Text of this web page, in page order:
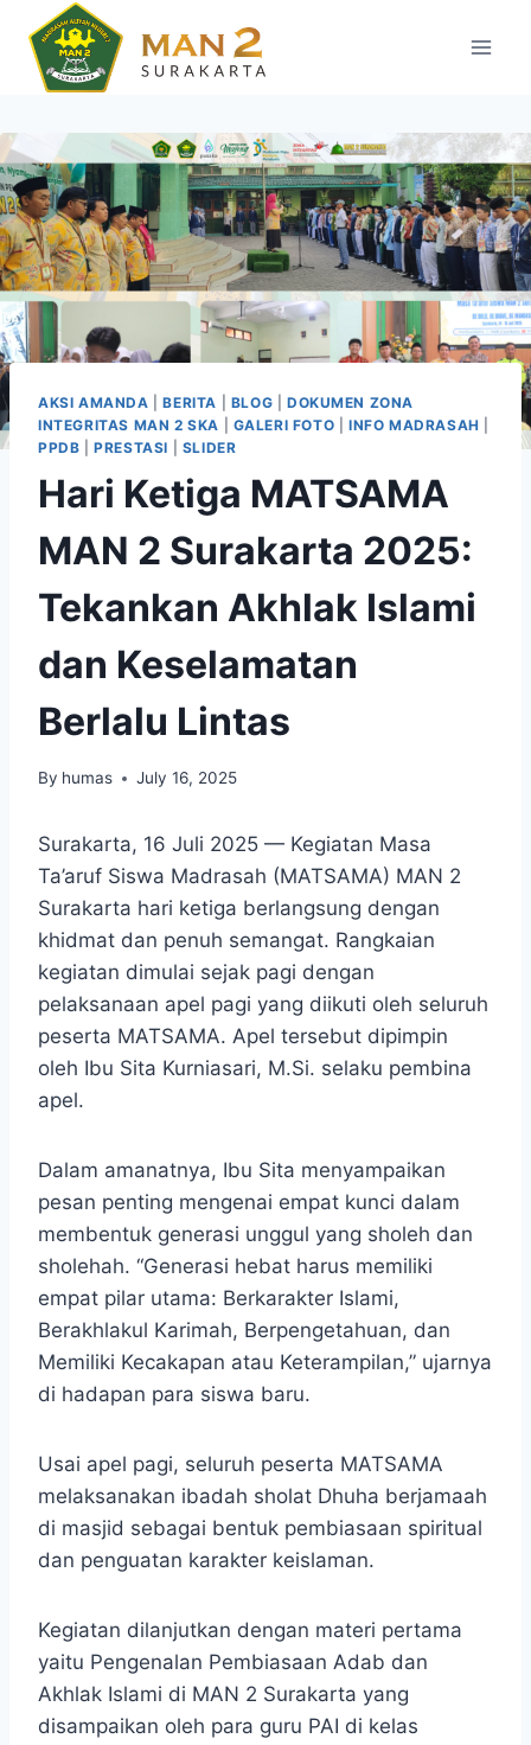
content
AKSI AMANDA |BERITA BLOG
DOKUMEN ZONA
INTEGRITAS MAN 2 SKA
GALERI FOTO |INFO MADRASAH
PPDB |PRESTASI SLIDER
Hari Ketiga MATSAMA
MAN 2 Surakarta 2025:
Tekankan Akhlak Islami
dan Keselamatan
Berlalu Lintas
By humas July 16, 2025
Surakarta, 16 Juli 2025 — Kegiatan Masa
Ta’aruf Siswa Madrasah (MATSAMA) MAN 2
Surakarta hari ketiga berlangsung dengan
khidmat dan penuh semangat. Rangkaian
kegiatan dimulai sejak pagi dengan
pelaksanaan apel pagi yang diikuti oleh seluruh
peserta MATSAMA. Apel tersebut dipimpin
oleh Ibu Sita Kurniasari, M.Si. selaku pembina
apel.
Dalam amanatnya, Ibu Sita menyampaikan
pesan penting mengenai empat kunci dalam
membentuk generasi unggul yang sholeh dan
sholehah. “Generasi hebat harus memiliki
empat pilar utama: Berkarakter Islami,
Berakhlakul Karimah, Berpengetahuan, dan
Memiliki Kecakapan atau Keterampilan,” ujarnya
di hadapan para siswa baru.
Usai apel pagi, seluruh peserta MATSAMA
melaksanakan ibadah sholat Dhuha berjamaah
di masjid sebagai bentuk pembiasaan spiritual
dan penguatan karakter keislaman.
Kegiatan dilanjutkan dengan materi pertama
yaitu Pengenalan Pembiasaan Adab dan
Akhlak Islami di MAN 2 Surakarta yang
disampaikan oleh para guru PAI di kelas